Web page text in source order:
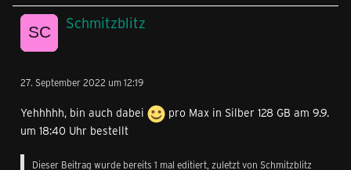
Schmitzblitz
27. September 2022 um 12:19
Yehhhhh, bin auch dabei
pro Max in Silber 128 GB am 9.9.
um 18:40 Uhr bestellt
Dieser Beitrag wurde bereits 1 mal editiert, zuletzt von Schmitzblitz